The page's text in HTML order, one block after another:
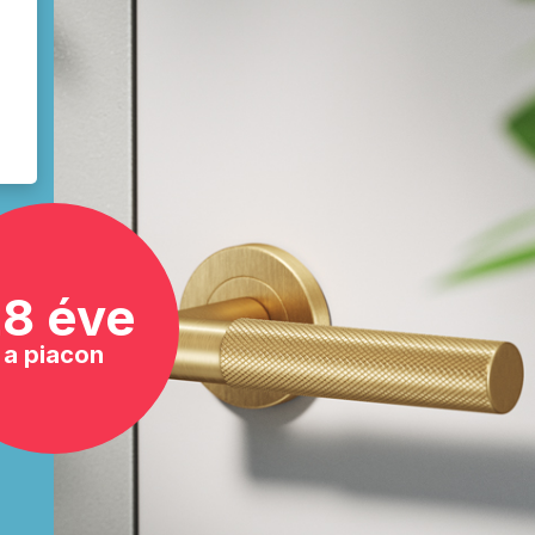
éve
a piacon